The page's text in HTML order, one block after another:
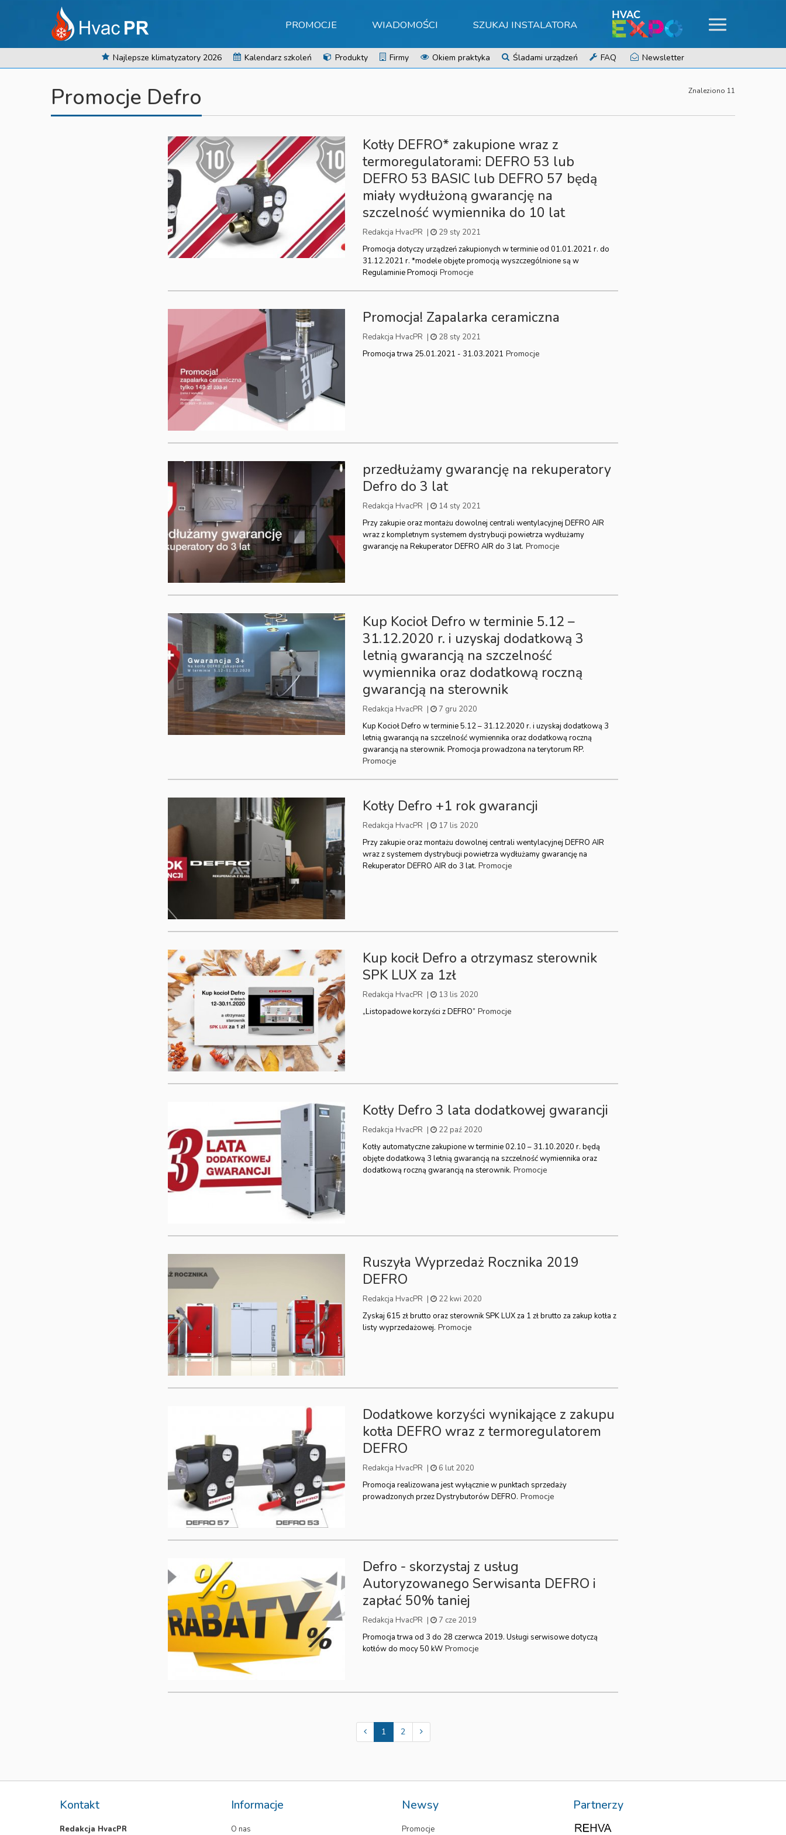
PROMOCJE WIADOMOŚCI SZUKAJ INSTALATORA
Najlepsze klimatyzatory 2026 Kalendarz szkoleń Produkty Firmy Okiem praktyka Śladami urządzeń FAQ Newsletter
Promocje Defro Znaleziono 11
Kotły DEFRO* zakupione wraz z
termoregulatorami: DEFRO 53 lub
DEFRO 53 BASIC lub DEFRO 57 będą
miały wydłużoną gwarancję na
szczelność wymiennika do 10 lat
Redakcja HvacPR |
29 sty 2021
Promocja dotyczy urządzeń zakupionych w terminie od 01.01.2021 r. do
31.12.2021 r. *modele objęte promocją wyszczególnione są w
Regulaminie Promocji Promocje
Promocja! Zapalarka ceramiczna
Redakcja HvacPR |
28 sty 2021
Promocja trwa 25.01.2021 - 31.03.2021 Promocje
przedłużamy gwarancję na rekuperatory
Defro do 3 lat
Redakcja HvacPR |
14 sty 2021
Przy zakupie oraz montażu dowolnej centrali wentylacyjnej DEFRO AIR
wraz z kompletnym systemem dystrybucji powietrza wydłużamy
gwarancję na Rekuperator DEFRO AIR do 3 lat. Promocje
Kup Kocioł Defro w terminie 5.12 –
31.12.2020 r. i uzyskaj dodatkową 3
letnią gwarancją na szczelność
wymiennika oraz dodatkową roczną
gwarancją na sterownik
Redakcja HvacPR |
7 gru 2020
Kup Kocioł Defro w terminie 5.12 – 31.12.2020 r. i uzyskaj dodatkową 3
letnią gwarancją na szczelność wymiennika oraz dodatkową roczną
gwarancją na sterownik. Promocja prowadzona na terytorum RP.
Promocje
Kotły Defro +1 rok gwarancji
Redakcja HvacPR |
17 lis 2020
Przy zakupie oraz montażu dowolnej centrali wentylacyjnej DEFRO AIR
wraz z systemem dystrybucji powietrza wydłużamy gwarancję na
Rekuperator DEFRO AIR do 3 lat. Promocje
Kup kocił Defro a otrzymasz sterownik
SPK LUX za 1zł
Redakcja HvacPR |
13 lis 2020
„Listopadowe korzyści z DEFRO” Promocje
Kotły Defro 3 lata dodatkowej gwarancji
Redakcja HvacPR |
22 paź 2020
Kotły automatyczne zakupione w terminie 02.10 – 31.10.2020 r. będą
objęte dodatkową 3 letnią gwarancją na szczelność wymiennika oraz
dodatkową roczną gwarancją na sterownik. Promocje
Ruszyła Wyprzedaż Rocznika 2019
DEFRO
Redakcja HvacPR |
22 kwi 2020
Zyskaj 615 zł brutto oraz sterownik SPK LUX za 1 zł brutto za zakup kotła z
listy wyprzedażowej. Promocje
Dodatkowe korzyści wynikające z zakupu
kotła DEFRO wraz z termoregulatorem
DEFRO
Redakcja HvacPR |
6 lut 2020
Promocja realizowana jest wyłącznie w punktach sprzedaży
prowadzonych przez Dystrybutorów DEFRO. Promocje
Defro - skorzystaj z usług
Autoryzowanego Serwisanta DEFRO i
zapłać 50% taniej
Redakcja HvacPR |
7 cze 2019
Promocja trwa od 3 do 28 czerwca 2019. Usługi serwisowe dotyczą
kotłów do mocy 50 kW Promocje
1 2
Kontakt
Redakcja HvacPR
Informacje
O nas
Newsy
Promocje
Partnerzy